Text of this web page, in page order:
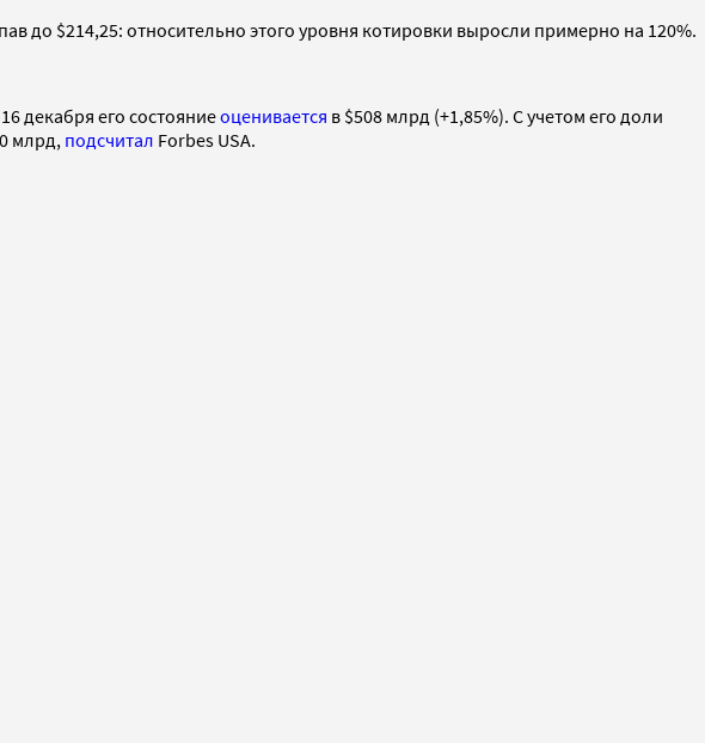
до $214,25: относительно этого уровня котировки выросли примерно на 120%.
декабря его состояниеоценивается в $508 млрд (+1,85%). С учетом его доли
млрд, подсчитал Forbes USA.